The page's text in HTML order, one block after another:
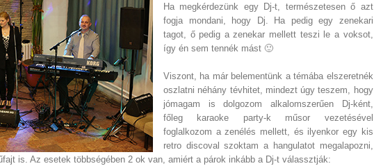
Ha megkérdezünk egy Dj-t, természetesen ő azt
fogja mondani, hogy Dj. Ha pedig egy zenekari
tagot, ő pedig a zenekar mellett teszi le a voksot,
így én sem tennék mást 🙂
Viszont, ha már belementünk a témába elszeretnék
oszlatni néhány tévhitet, mindezt úgy teszem, hogy
jómagam is dolgozom alkalomszerűen Dj-ként,
főleg karaoke party-k műsor vezetésével
foglalkozom a zenélés mellett, és ilyenkor egy kis
retro discoval szoktam a hangulatot megalapozni,
is. Az esetek többségében 2 ok van, amiért a párok inkább a Dj-t válassztják: